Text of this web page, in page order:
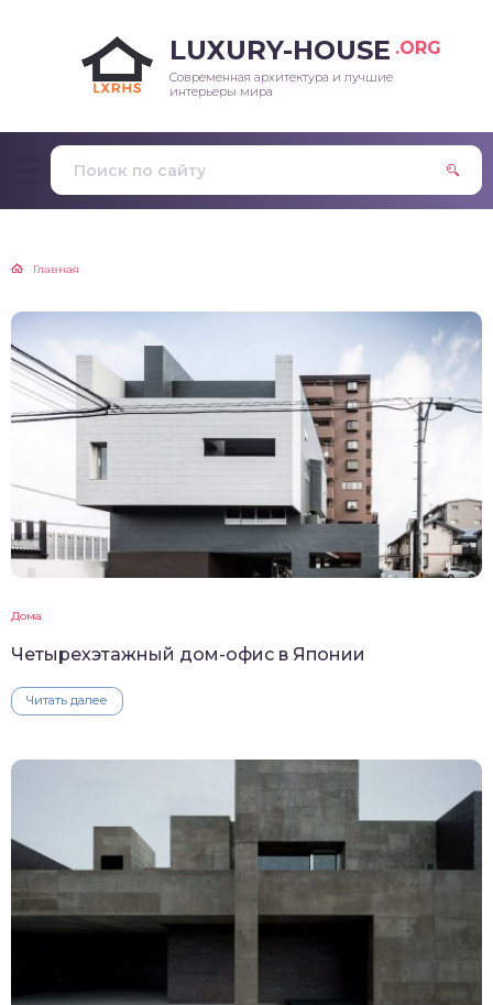
LUXURY-HOUSE .ORG
Современная архитектура и лучшие
интерьеры мира
Главная
Дома
Четырехэтажный дом-офис в Японии
Читать далее